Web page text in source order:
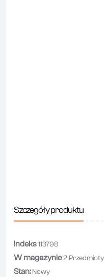
Szczegóły produktu
Indeks113798
W magazynie2 Przedmioty
Stan: Nowy